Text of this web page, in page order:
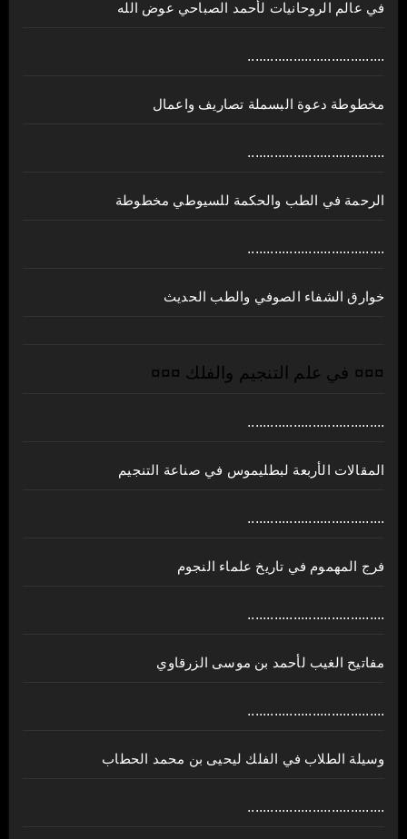
في عالم الروحانيات لأحمد الصباحي عوض الله
....................................
مخطوطة دعوة البسملة تصاريف واعمال
....................................
الرحمة في الطب والحكمة للسيوطي مخطوطة
....................................
خوارق الشفاء الصوفي والطب الحديث
¤¤¤ في علم التنجيم والفلك ¤¤¤
....................................
المقالات الأربعة لبطليموس في صناعة التنجيم
....................................
فرج المهموم في تاريخ علماء النجوم
....................................
مفاتيح الغيب لأحمد بن موسى الزرقاوي
....................................
وسيلة الطلاب في الفلك ليحيى بن محمد الحطاب
....................................